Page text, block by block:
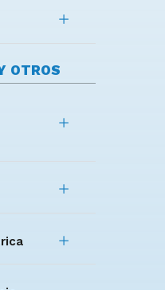
OTROS